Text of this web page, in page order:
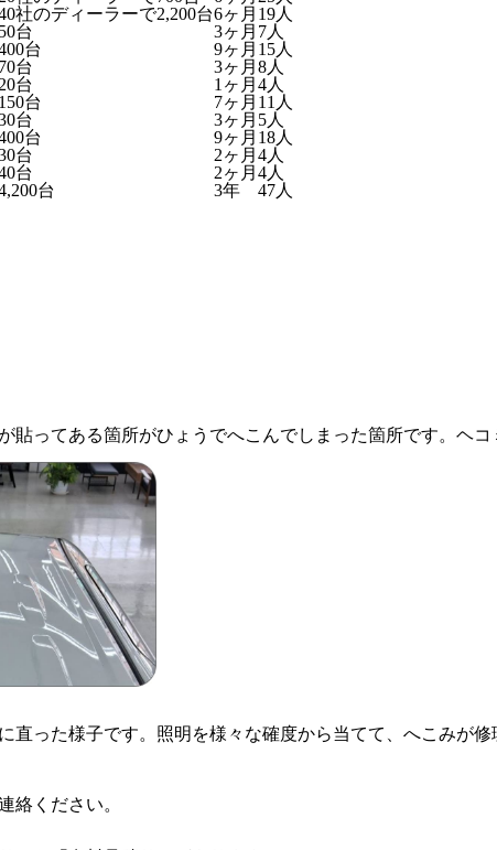
社のディーラーで2,200台6ヶ月 19人
50台 3ヶ月 7人
台 9ヶ月 15人
70台 3ヶ月 8人
20台 1ヶ月 4人
150台 7ヶ月 11人
台 3ヶ月 5人
台 9ヶ月 18人
台 2ヶ月 4人
台 2ヶ月 4人
台 3年
47人
貼ってある箇所がひょうでへこんでしまった箇所です。ヘ
直った様子です。照明を様々な確度から当てて、へこみが修
絡ください。